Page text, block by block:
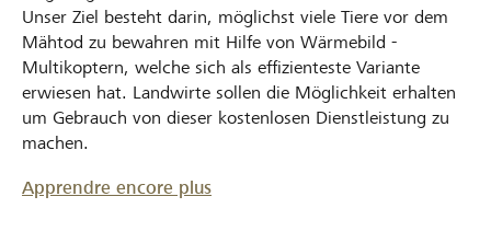
Unser Ziel besteht darin, möglichst viele Tiere vor dem
Mähtod zu bewahren mit Hilfe von Wärmebild -
Multikoptern, welche sich als effizienteste Variante
erwiesen hat. Landwirte sollen die Möglichkeit erhalten
um Gebrauch von dieser kostenlosen Dienstleistung zu
machen.
Apprendre encore plus